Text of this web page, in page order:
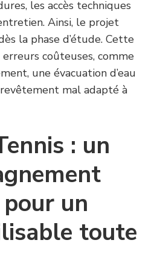
les accès techniques
Ainsi, le projet
la phase d’étude. Cette
coûteuses, comme
une évacuation d’eau
mal adapté à
: un
un
toute